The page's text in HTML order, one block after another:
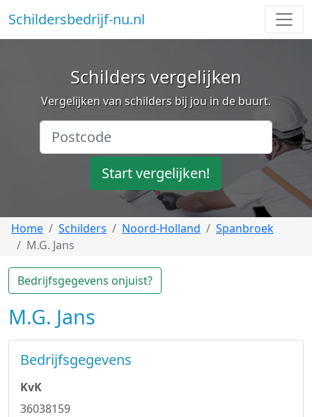
Schildersbedrijf-nu.nl
Schilders vergelijken
Vergelijken van schilders bij jou in de buurt.
Start vergelijken!
Home Schilders Noord-Holland
Spanbroek
M.G. Jans
Bedrijfsgegevens onjuist?
M.G. Jans
Bedrijfsgegevens
KvK
36038159